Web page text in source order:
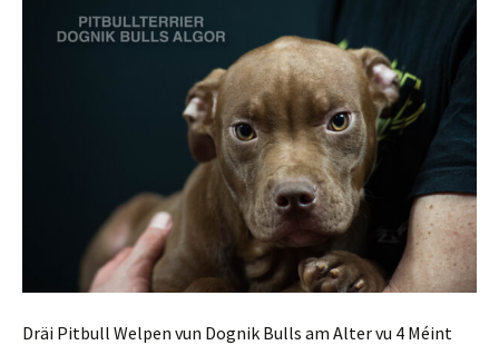
Dräi Pitbull Welpen vun Dognik Bulls am Alter vu 4 Méint